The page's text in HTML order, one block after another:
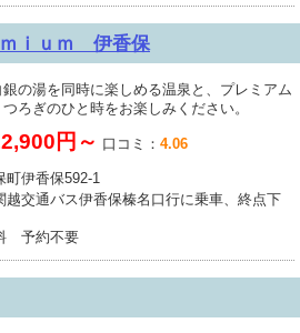
ｍｉｕｍ 伊香保
の湯を同時に楽しめる温泉と、プレミアム
ろぎのひと時をお楽しみください。
円～ 口コミ： 4.06
伊香保592-1
交通バス伊香保榛名口行に乗車、終点下
予約不要